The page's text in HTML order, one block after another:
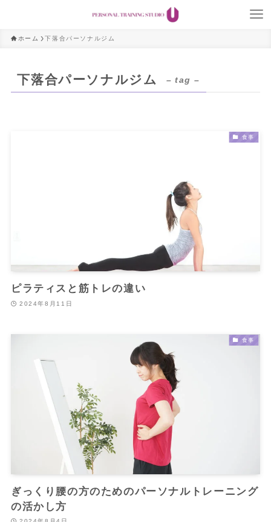
ホーム 下落合パーソナルジム
下落合パーソナルジム – tag –
食事
ピラティスと筋トレの違い
2024年8月11日
食事
ぎっくり腰の方のためのパーソナルトレーニング
の活かし方